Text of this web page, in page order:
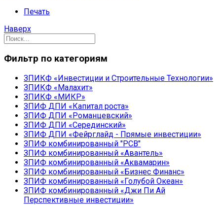
Печать
Наверх
Фильтр по категориям
ЗПИКФ «Инвестиции и Строительные Технологии»
ЗПИКФ «Малахит»
ЗПИКФ «МИКР»
ЗПИФ ДПИ «Капитал роста»
ЗПИФ ДПИ «Романцевский»
ЗПИФ ДПИ «Серединский»
ЗПИФ ДПИ «Фейрглайд - Прямые инвестиции»
ЗПИФ комбинированный "РСВ"
ЗПИФ комбинированный «Авантель»
ЗПИФ комбинированный «Аквамарин»
ЗПИФ комбинированный «Бизнес Финанс»
ЗПИФ комбинированный «Голубой Океан»
ЗПИФ комбинированный «Джи Пи Ай
Перспективные инвестиции»